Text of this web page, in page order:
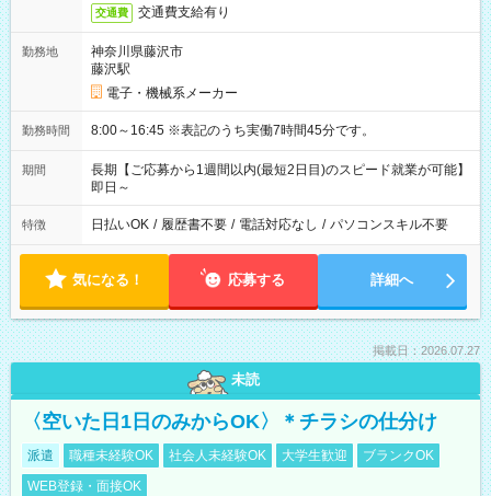
交通費 交通費支給有り
勤務地
神奈川県藤沢市
藤沢駅
電子・機械系メーカー
勤務時間 8:00～16:45 ※表記のうち実働7時間45分です。
期間
長期【ご応募から1週間以内(最短2日目)のスピード就業が可能】
即日～
特徴 日払いOK / 履歴書不要 / 電話対応なし / パソコンスキル不要
気になる！ 応募する 詳細へ
掲載日：2026.07.27
未読
〈空いた日1日のみからOK〉＊チラシの仕分け
派遣 職種未経験OK 社会人未経験OK 大学生歓迎
ブランクOK
WEB登録・面接OK